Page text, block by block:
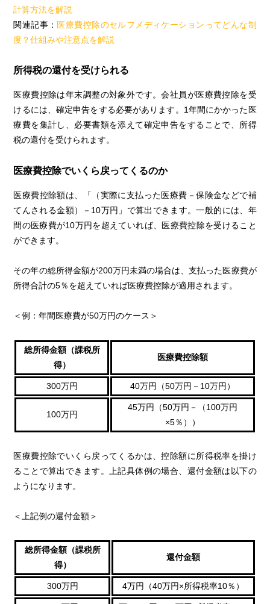
計算方法を解説
関連記事： 医療費控除のセルフメディケーションってどんな制
度？仕組みや注意点を解説
所得税の還付を受けられる
医療費控除は年末調整の対象外です。会社員が医療費控除を受
けるには、確定申告をする必要があります。1年間にかかった医
療費を集計し、必要書類を添えて確定申告をすることで、所得
税の還付を受けられます。
医療費控除でいくら戻ってくるのか
医療費控除額は、「（実際に支払った医療費－保険金などで補
てんされる金額）－10万円」で算出できます。一般的には、年
間の医療費が10万円を超えていれば、医療費控除を受けること
ができます。
その年の総所得金額が200万円未満の場合は、支払った医療費が
所得合計の5％を超えていれば医療費控除が適用されます。
＜例：年間医療費が50万円のケース＞
総所得金額（課税所
得）
医療費控除額
300万円 40万円（50万円－10万円）
100万円
45万円（50万円－（100万円
×5％））
医療費控除でいくら戻ってくるかは、控除額に所得税率を掛け
ることで算出できます。上記具体例の場合、還付金額は以下の
ようになります。
＜上記例の還付金額＞
総所得金額（課税所
得）
還付金額
300万円 4万円（40万円×所得税率10％）